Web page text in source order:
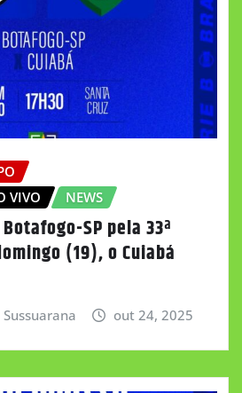
VIVO
NEWS
SP pela 33ª
(19), o Cuiabá
out 24, 2025